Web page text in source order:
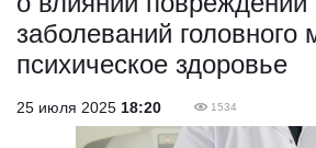
заболеваний головного
психическое здоровье
25 июля 2025 18:20 1534